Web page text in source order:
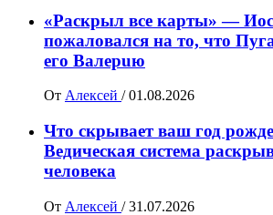
«Раскрыл все карты» —
пожалoвался на то, что
его Вaлepuю
От Алексей / 01.08.2026
Что скрывает ваш год
Ведическая система
человека
От Алексей / 31.07.2026